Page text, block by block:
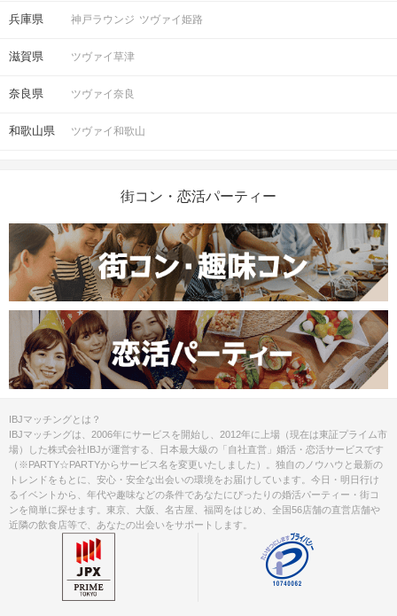
注意事項
完了していない場合は、ご参加いた
兵庫県 神戸ラウンジ ツヴァイ姫路
滋賀県 ツヴァイ草津
奈良県 ツヴァイ奈良
和歌山県 ツヴァイ和歌山
街コン・恋活パーティー
IBJマッチングとは？
IBJマッチングは、2006年にサービスを開始し、2012年に上場（現在は東証プライム市
場）した株式会社IBJが運営する、日本最大級の「自社直営」婚活・恋活サービスです
（※PARTY☆PARTYからサービス名を変更いたしました）。独自のノウハウと最新の
トレンドをもとに、安心・安全な出会いの環境をお届けしています。今日・明日行け
るイベントから、年代や趣味などの条件であなたにぴったりの婚活パーティー・街コ
ンを簡単に探せます。東京、大阪、名古屋、福岡をはじめ、全国56店舗の直営店舗や
近隣の飲食店等で、あなたの出会いをサポートします。